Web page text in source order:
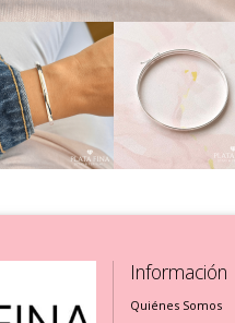
Información
Quiénes Somos